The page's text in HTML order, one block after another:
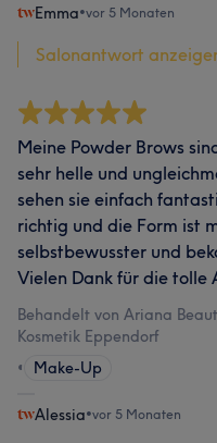
Emma•vor 5 Monaten
Salonantwort
Meine Powder Brows
sehr helle und
sehen sie einfach
richtig und die Form ist
selbstbewusster und
Vielen Dank für die tolle
Behandelt von Ariana
Kosmetik Eppendorf
•
Make-Up
Alessia•vor 5 Monaten